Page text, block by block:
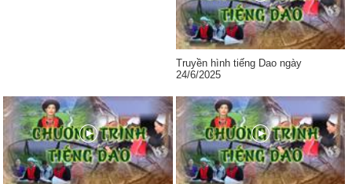
Truyền hình tiếng Dao ngày
24/6/2025